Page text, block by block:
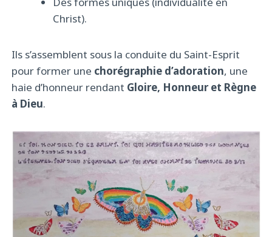
Christ).
Ils s’assemblent sous la conduite du Saint-Esprit
pour former une chorégraphie d’adoration, une
haie d’honneur rendant Gloire, Honneur et Règne
à Dieu.